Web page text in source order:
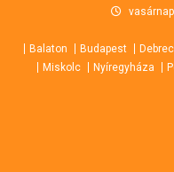
contentBalaton Budapest
Miskolc
Nyíregyháza